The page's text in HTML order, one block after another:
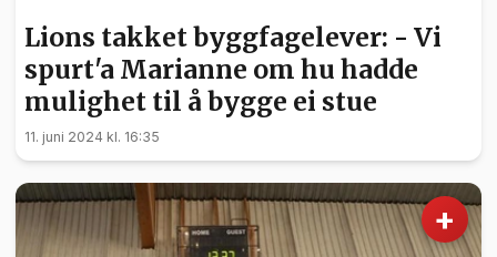
Lions takket byggfagelever: - Vi
spurt'a Marianne om hu hadde
mulighet til å bygge ei stue
11. juni 2024 kl. 16:35
+